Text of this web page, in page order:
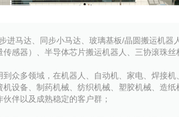
进马达、同步小马达、玻璃基板/晶圆搬运机
传感器）、半导体芯片搬运机器人、三协滚珠
多领域，在机器人、自动机、家电、 焊接机
机设备、制药机械、纺织机械、塑胶机械、造
伴以及成熟稳定的客户群；